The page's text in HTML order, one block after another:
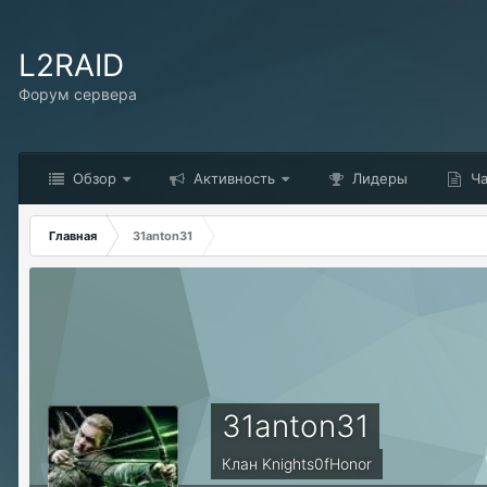
L2RAID
Форум сервера
Обзор Активность Лидеры
Главная 31anton31
31anton31
Клан Knights0fHonor